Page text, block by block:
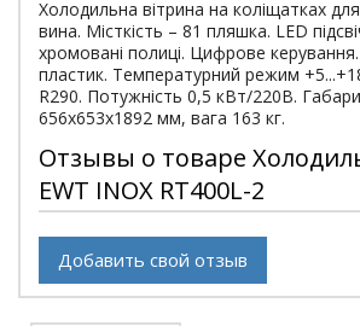
Холодильна вітрина на коліщатках
вина. Місткість – 81 пляшка. LED
хромовані полиці. Цифрове
пластик. Температурний режим
R290. Потужність 0,5 кВт/220В.
656х653х1892 мм, вага 163 кг.
Отзывы о товаре
EWT INOX RT400L-2
Добавить свой отзыв